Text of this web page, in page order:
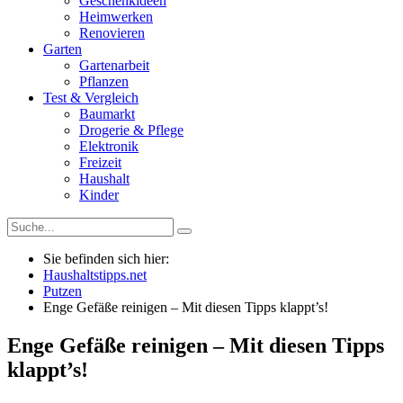
Heimwerken
Renovieren
Garten
Gartenarbeit
Pflanzen
Test & Vergleich
Baumarkt
Drogerie & Pflege
Elektronik
Freizeit
Haushalt
Kinder
Sie befinden sich hier:
Haushaltstipps.net
Putzen
Enge Gefäße reinigen – Mit diesen Tipps klappt’s!
Enge Gefäße reinigen – Mit diesen Tipps
klappt’s!